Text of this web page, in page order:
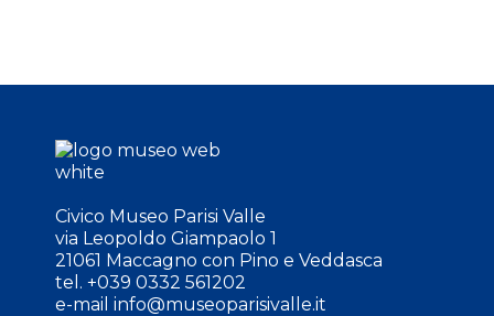
Civico Museo Parisi Valle
via Leopoldo Giampaolo 1
21061 Maccagno con Pino e Veddasca
tel. +039 0332 561202
e-mail info@museoparisivalle.it